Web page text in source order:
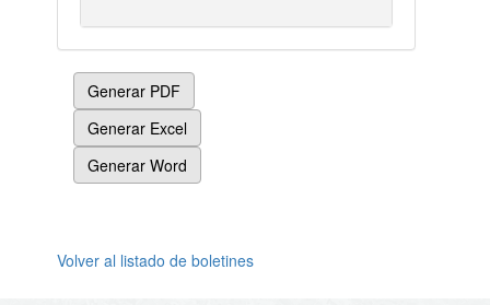
Generar PDF
Generar Excel
Generar Word
Volver al listado de boletines